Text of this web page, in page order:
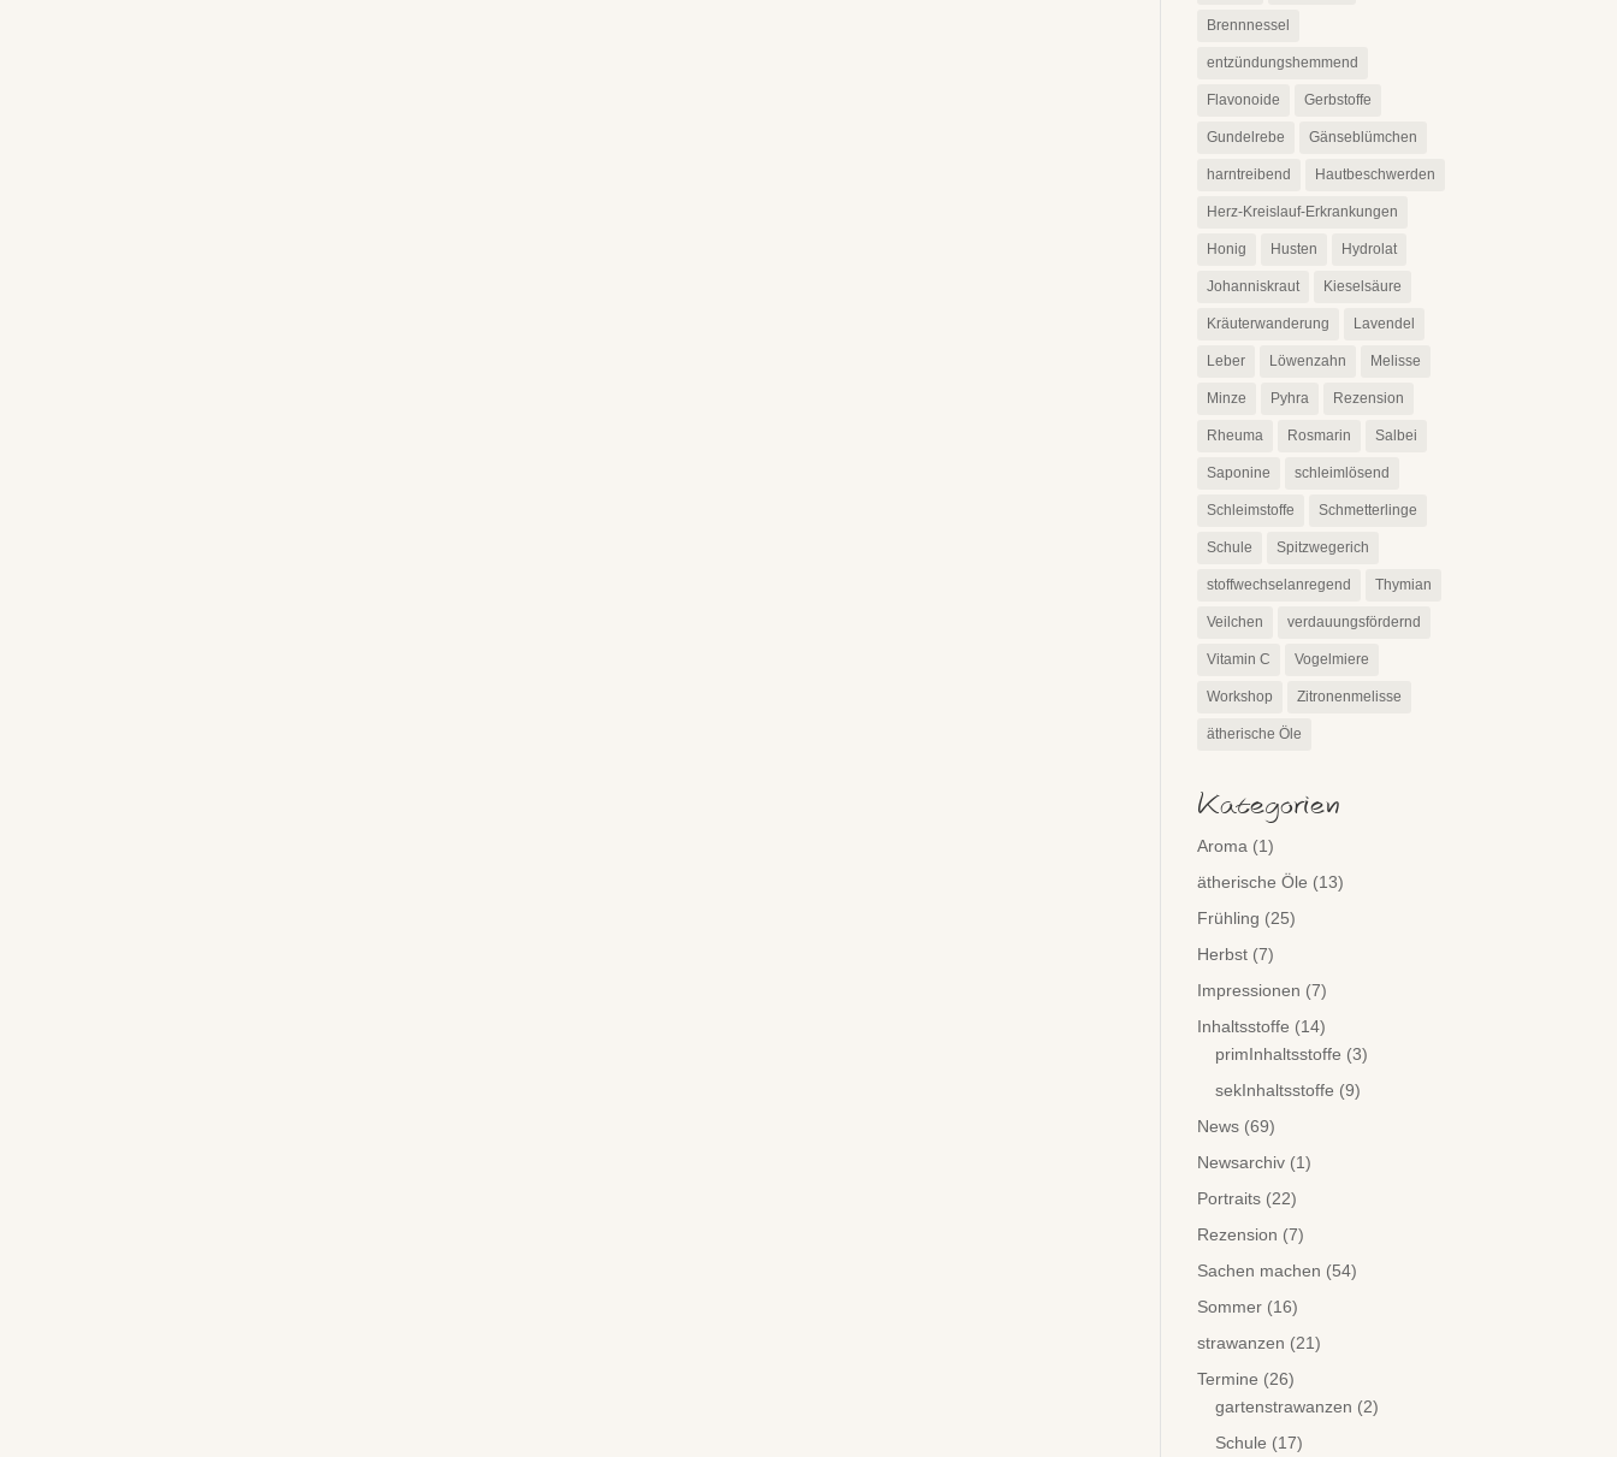
Brennnessel
entzündungshemmend
Flavonoide Gerbstoffe
Gundelrebe Gänseblümchen
harntreibend Hautbeschwerden
Herz-Kreislauf-Erkrankungen
Honig Husten Hydrolat
Johanniskraut Kieselsäure
Kräuterwanderung Lavendel
Leber Löwenzahn Melisse
Minze Pyhra Rezension
Rheuma Rosmarin Salbei
Saponine schleimlösend
Schleimstoffe Schmetterlinge
Schule Spitzwegerich
stoffwechselanregend Thymian
Veilchen verdauungsfördernd
Vitamin C Vogelmiere
Workshop Zitronenmelisse
ätherische Öle
Kategorien
Aroma (1)
ätherische Öle (13)
Frühling (25)
Herbst(7)
Impressionen (7)
Inhaltsstoffe (14)
primInhaltsstoffe (3)
sekInhaltsstoffe (9)
News(69)
Newsarchiv(1)
Portraits(22)
Rezension (7)
Sachen machen (54)
Sommer(16)
strawanzen (21)
Termine (26)
gartenstrawanzen (2)
Schule (17)